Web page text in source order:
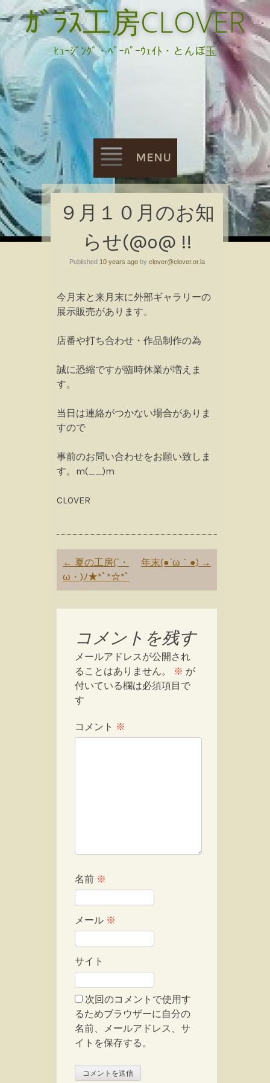
ｶﾞﾗｽ工房CLOVER
ﾋｭｰｼﾞﾝｸﾞ・ﾍﾟｰﾊﾟｰｳｪｲﾄ・とんぼ玉
MENU
Skip
to
content
９月１０月のお知
らせ(@o@ !!
Published 10 years agoby clover@clover.or.la
今月末と来月末に外部ギャラリーの
展示販売があります。
店番や打ち合わせ・作品制作の為
誠に恐縮ですが臨時休業が増えま
す。
当日は連絡がつかない場合がありま
すので
事前のお問い合わせをお願い致しま
す。m(__)m
CLOVER
Post
navigation
← 夏の工房(´・
ω・)ﾉ★*ﾟ*☆*ﾟ
年末(●´ω｀●) →
コメントを残す
メールアドレスが公開され
ることはありません。
※ が
付いている欄は必須項目で
す
コメント ※
名前 ※
メール ※
サイト
次回のコメントで使用す
るためブラウザーに自分の
名前、メールアドレス、サ
イトを保存する。